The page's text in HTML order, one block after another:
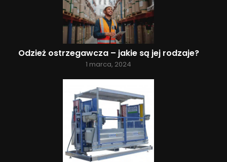
Odzież ostrzegawcza – jakie są jej rodzaje?
1 marca, 2024